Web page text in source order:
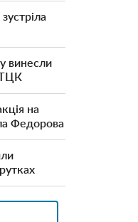
винесли
на
Федорова